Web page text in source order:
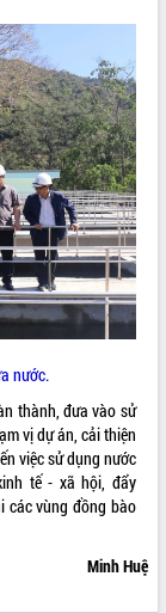
nước.
thành, đưa vào sử
vị dự án, cải thiện
việc sử dụng nước
tế - xã hội, đẩy
các vùng đồng bào
Minh Huệ